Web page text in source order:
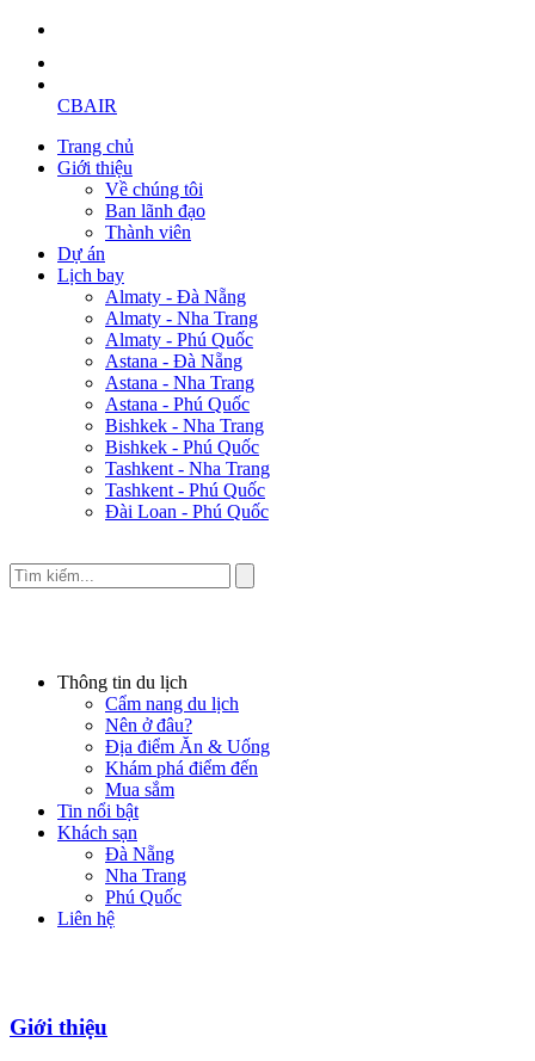
CBAIR
Trang chủ
Giới thiệu
Về chúng tôi
Ban lãnh đạo
Thành viên
Dự án
Lịch bay
Almaty - Đà Nẵng
Almaty - Nha Trang
Almaty - Phú Quốc
Astana - Đà Nẵng
Astana - Nha Trang
Astana - Phú Quốc
Bishkek - Nha Trang
Bishkek - Phú Quốc
Tashkent - Nha Trang
Tashkent - Phú Quốc
Đài Loan - Phú Quốc
Thông tin du lịch
Cẩm nang du lịch
Nên ở đâu?
Địa điểm Ăn & Uống
Khám phá điểm đến
Mua sắm
Tin nổi bật
Khách sạn
Đà Nẵng
Nha Trang
Phú Quốc
Liên hệ
Giới thiệu